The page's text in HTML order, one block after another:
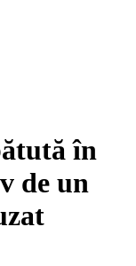
în
de un